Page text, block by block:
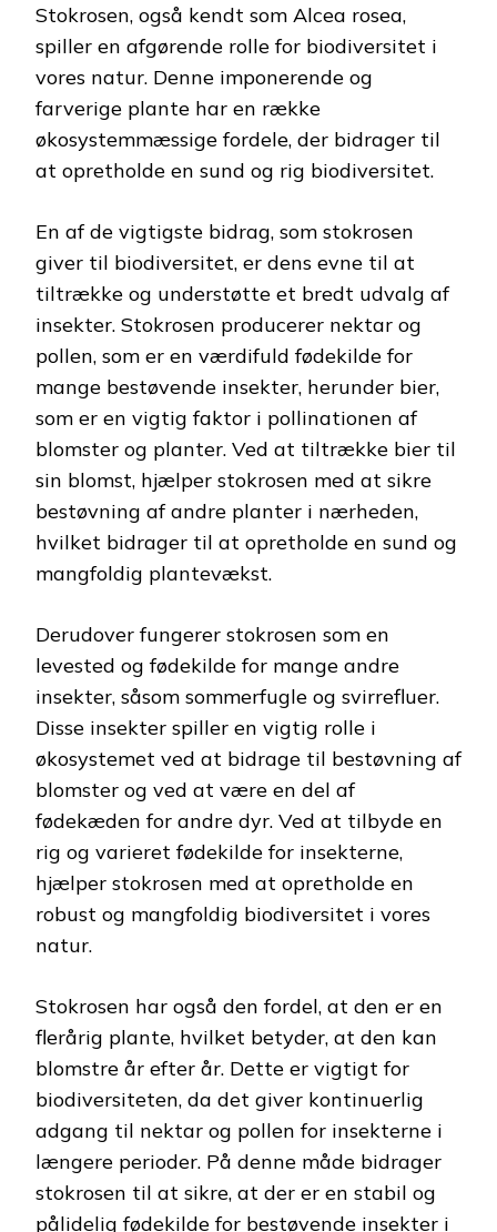
Stokrosen, også kendt som Alcea rosea,
spiller en afgørende rolle for biodiversitet i
vores natur. Denne imponerende og
farverige plante har en række
økosystemmæssige fordele, der bidrager til
at opretholde en sund og rig biodiversitet.
En af de vigtigste bidrag, som stokrosen
giver til biodiversitet, er dens evne til at
tiltrække og understøtte et bredt udvalg af
insekter. Stokrosen producerer nektar og
pollen, som er en værdifuld fødekilde for
mange bestøvende insekter, herunder bier,
som er en vigtig faktor i pollinationen af
blomster og planter. Ved at tiltrække bier til
sin blomst, hjælper stokrosen med at sikre
bestøvning af andre planter i nærheden,
hvilket bidrager til at opretholde en sund og
mangfoldig plantevækst.
Derudover fungerer stokrosen som en
levested og fødekilde for mange andre
insekter, såsom sommerfugle og svirrefluer.
Disse insekter spiller en vigtig rolle i
økosystemet ved at bidrage til bestøvning af
blomster og ved at være en del af
fødekæden for andre dyr. Ved at tilbyde en
rig og varieret fødekilde for insekterne,
hjælper stokrosen med at opretholde en
robust og mangfoldig biodiversitet i vores
natur.
Stokrosen har også den fordel, at den er en
flerårig plante, hvilket betyder, at den kan
blomstre år efter år. Dette er vigtigt for
biodiversiteten, da det giver kontinuerlig
adgang til nektar og pollen for insekterne i
længere perioder. På denne måde bidrager
stokrosen til at sikre, at der er en stabil og
pålidelig fødekilde for bestøvende insekter i